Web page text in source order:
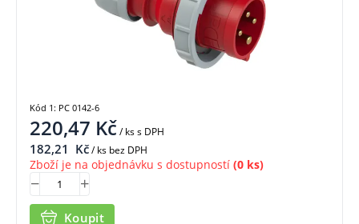
220,47 Kč/ kss DPH
182,21 Kč/ ks bez DPH
Zboží je na objednávku s dostupností (0 ks)
Koupit
Kód 1: PC 0142-6